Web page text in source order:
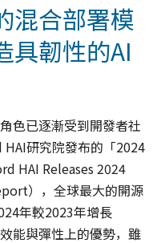
混合部署模
具韌性的AI
色已逐漸受到開發者社
研究院發布的「2024
HAI Releases 2024
），全球最大的開源
年較2023年增長
能與彈性上的優勢，雖